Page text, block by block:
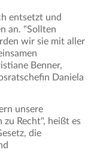
entsetzt und
an. "Sollten
wir sie mit aller
Benner,
Daniela
unsere
zu Recht", heißt es
die